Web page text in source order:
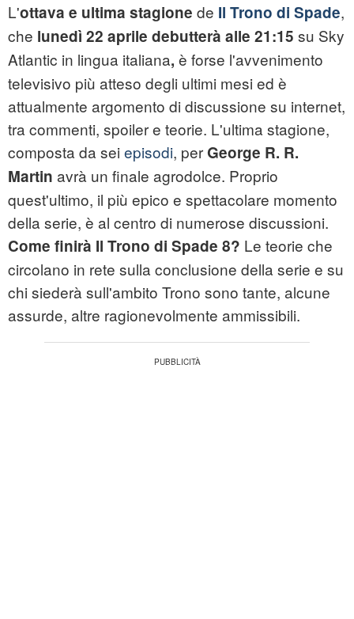
L'ottava e ultima stagione de Il Trono di Spade,
che lunedì 22 aprile debutterà alle 21:15 su Sky
Atlantic in lingua italiana, è forse l'avvenimento
televisivo più atteso degli ultimi mesi ed è
attualmente argomento di discussione su internet,
tra commenti, spoiler e teorie. L'ultima stagione,
composta da sei episodi, perGeorge R. R.
Martin avrà un finale agrodolce. Proprio
quest'ultimo, il più epico e spettacolare momento
della serie, è al centro di numerose discussioni.
Come finirà Il Trono di Spade 8? Le teorie che
circolano in rete sulla conclusione della serie e su
chi siederà sull'ambito Trono sono tante, alcune
assurde, altre ragionevolmente ammissibili.